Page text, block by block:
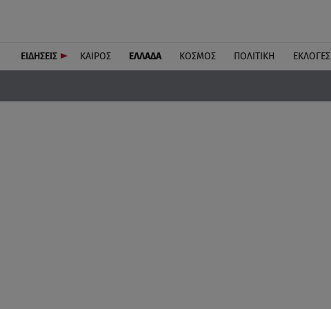
ΕΙΔΗΣΕΙΣ ΚΑΙΡΟΣ ΕΛΛΑΔΑ ΚΟΣΜΟΣ ΠΟΛΙΤΙΚΗ ΕΚΛΟΓΕΣ